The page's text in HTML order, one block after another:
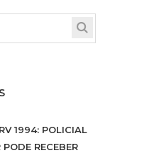
1994: POLICIAL
RECEBER